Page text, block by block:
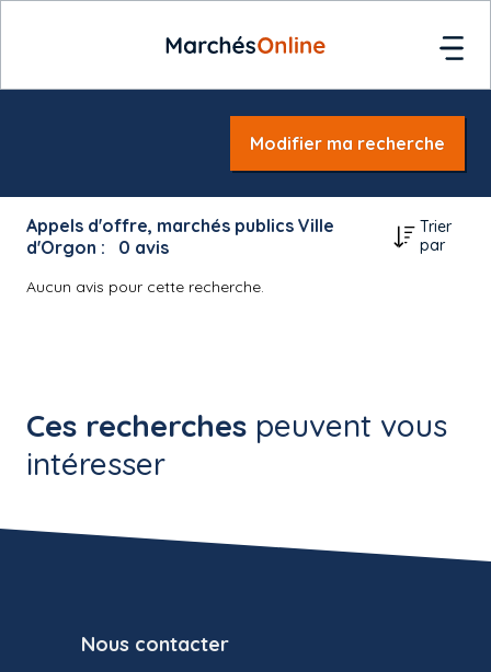
Modifier ma recherche
Appels d'offre, marchés publics Ville
d'Orgon :
0 avis
Trier
par
Aucun avis pour cette recherche.
Ces recherches peuvent vous
intéresser
Nous contacter